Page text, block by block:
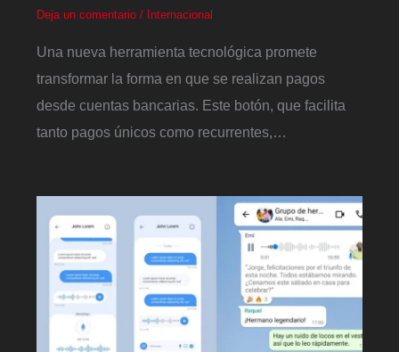
Deja un comentario / Internacional
Una nueva herramienta tecnológica promete
transformar la forma en que se realizan pagos
desde cuentas bancarias. Este botón, que facilita
tanto pagos únicos como recurrentes,…